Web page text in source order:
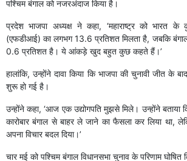
पश्चिम बंगाल को नजरअंदाज किया है।
प्रदेश भाजपा अध्यक्ष ने कहा, ‘महाराष्ट्र को भारत के
(एफडीआई) का लगभग 13.6 प्रतिशत मिलता है, जबकि बंगाल
0.6 प्रतिशत है। ये आंकड़े खुद बहुत कुछ कहते हैं।’
हालांकि, उन्होंने दावा किया कि भाजपा की चुनावी जीत के
शुरू हो गई है।
उन्होंने कहा, ‘आज एक उद्योगपति मुझसे मिले। उन्होंने
कारोबार बंगाल से बाहर ले जाने का फैसला कर लिया था,
अपना विचार बदल दिया।’
चार मई को पश्चिम बंगाल विधानसभा चुनाव के परिणाम घोषित